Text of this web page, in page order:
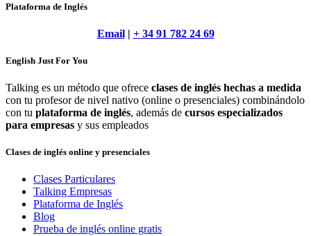
Plataforma de Inglés
Email| + 34 91 782 24 69
English Just For You
Talking es un método que ofrece clases de inglés hechas a medida
con tu profesor de nivel nativo (online o presenciales) combinándolo
con tu plataforma de inglés, además de cursos especializados
para empresas y sus empleados
Clases de inglés online y presenciales
Clases Particulares
Talking Empresas
Plataforma de Inglés
Blog
Prueba de inglés online gratis